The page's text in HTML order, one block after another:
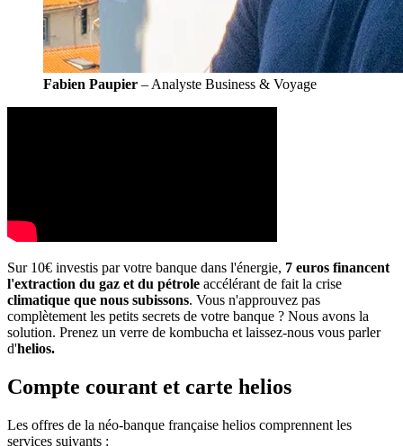
Fabien Paupier – Analyste Business & Voyage
Sur 10€ investis par votre banque dans l'énergie, 7 euros financent
l'extraction du gaz et du pétrole accélérant de fait la crise
climatique que nous subissons. Vous n'approuvez pas
complètement les petits secrets de votre banque ? Nous avons la
solution. Prenez un verre de kombucha et laissez-nous vous parler
d'helios.
Compte courant et carte helios
Les offres de la néo-banque française helios comprennent les
services suivants :